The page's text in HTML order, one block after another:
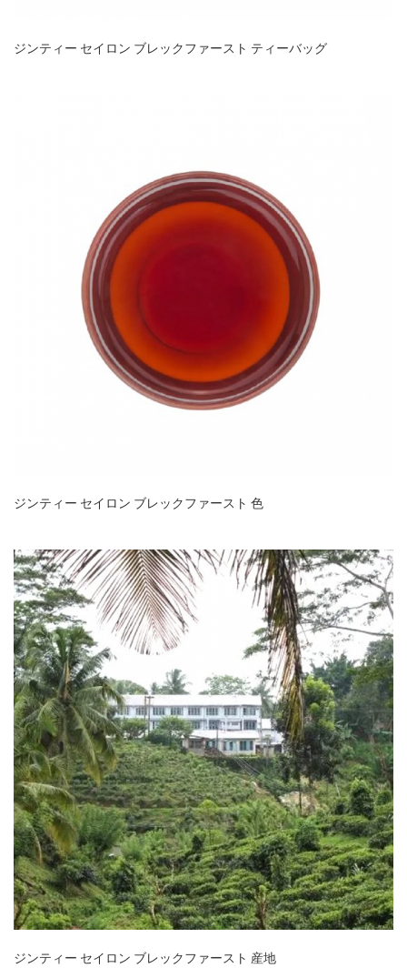
ジンティー セイロン ブレックファースト ティーバッグ
ジンティー セイロン ブレックファースト 色
ジンティー セイロン ブレックファースト 産地